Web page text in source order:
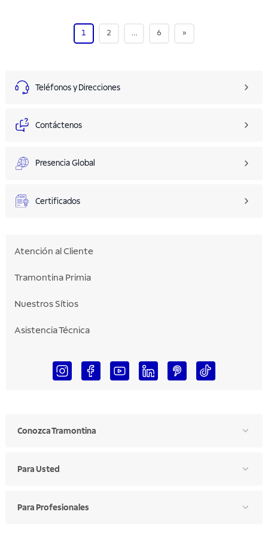
1 2 … 6 »
Teléfonos y Direcciones
Contáctenos
Presencia Global
Certificados
Atención al Cliente
Tramontina Primia
Nuestros Sítios
Asistencia Técnica
Conozca Tramontina
Para Usted
Para Profesionales